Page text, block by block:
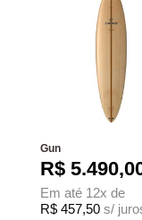
Gun
R$
Em até 12x de
R$ 457,50 s/